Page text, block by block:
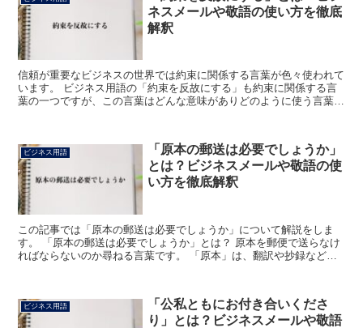
ネスメールや敬語の使い方を徹底
解釈
信頼が重要なビジネスの世界では約束に関係する言葉が色々使われて
います。 ビジネス用語の「約束を反故にする」も約束に関係する言
葉の一つですが、この言葉はどんな意味がありどのように使う言葉な
ビジネス用語
「原本の郵送は必要でしょうか」
とは？ビジネスメールや敬語の使
い方を徹底解釈
この記事では「原本の郵送は必要でしょうか」について解説をしま
す。 「原本の郵送は必要でしょうか」とは？ 原本を郵便で送らなけ
ればならないのか尋ねる言葉です。 「原本」は、翻訳や抄録などを
ビジネス用語
「公私ともにお付き合いくださ
り」とは？ビジネスメールや敬語